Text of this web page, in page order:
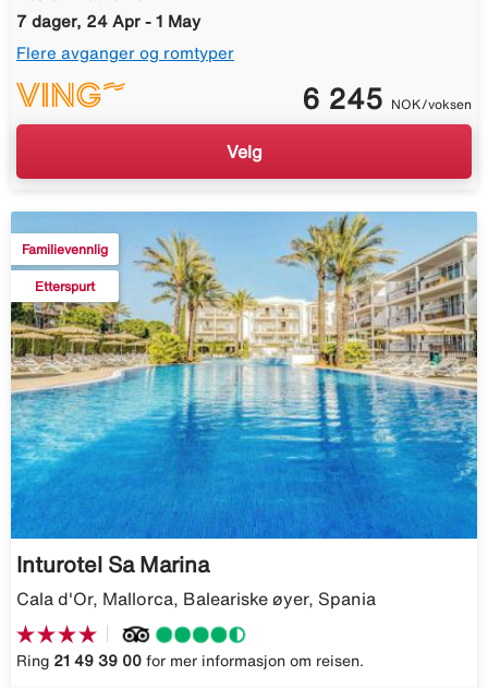
7 dager, 24 Apr - 1 May
Flere avganger og romtyper
6 245 NOK/voksen
Velg
Familievennlig
Etterspurt
Inturotel Sa Marina
Cala d'Or, Mallorca, Baleariske øyer, Spania
Ring 21 49 39 00 for mer informasjon om reisen.